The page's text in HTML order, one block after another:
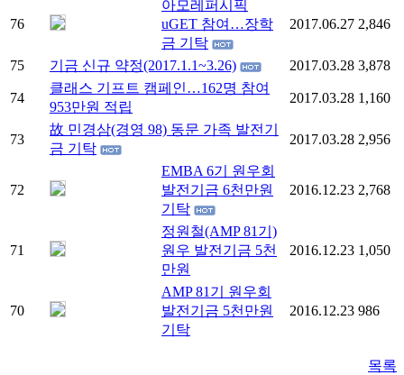
76
아모레퍼시픽
uGET 참여…장학
금 기탁
2017.06.27 2,846
75 기금 신규 약정(2017.1.1~3.26) 2017.03.28 3,878
74
클래스 기프트 캠페인…162명 참여
953만원 적립
2017.03.28 1,160
73
故 민경삼(경영 98) 동문 가족 발전기
금 기탁
2017.03.28 2,956
72
EMBA 6기 원우회
발전기금 6천만원
기탁
2016.12.23 2,768
71
정원철(AMP 81기)
원우 발전기금 5천
만원
2016.12.23 1,050
70
AMP 81기 원우회
발전기금 5천만원
기탁
2016.12.23 986
목록